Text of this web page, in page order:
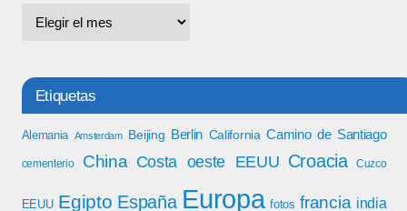
Etiquetas
Alemania Amsterdam Beijing Berlin California Camino de Santiago
cementerio China Costa oeste EEUU Croacia Cuzco
EEUU Egipto España Europa fotos francia india